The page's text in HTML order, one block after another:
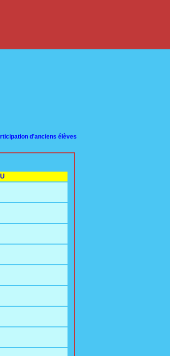
élèves de toutes promotions. Les recherches